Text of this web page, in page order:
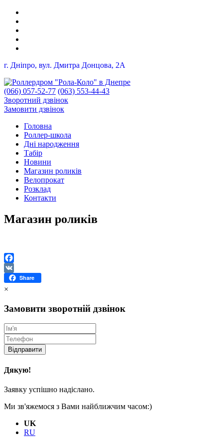
г. Дніпро, вул. Дмитра Донцова, 2A
(066) 057-52-77 (063) 553-44-43
Зворотний дзвінок
Замовити дзвінок
Головна
Роллер-школа
Дні народження
Табір
Новини
Магазин роликів
Велопрокат
Розклад
Контакти
Магазин роликів
Facebook
VK Share
×
Замовити зворотній дзвінок
Відправити
Дякую!
Заявку успішно надіслано.
Ми зв'яжемося з Вами найближчим часом:)
UK
RU